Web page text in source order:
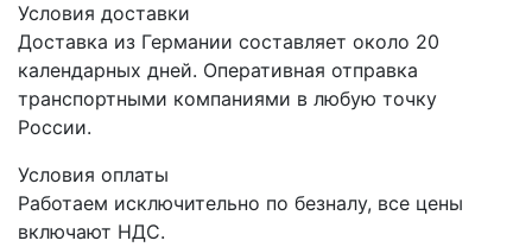
Условия доставки
Доставка из Германии составляет около 20
календарных дней. Оперативная отправка
транспортными компаниями в любую точку
России.
Условия оплаты
Работаем исключительно по безналу, все цены
включают НДС.